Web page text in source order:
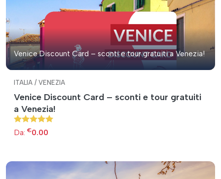
Venice Discount Card – sconti e tour gratuiti a Venezia!
ITALIA / VENEZIA
Venice Discount Card – sconti e tour gratuiti
a Venezia!
Da: €0.00